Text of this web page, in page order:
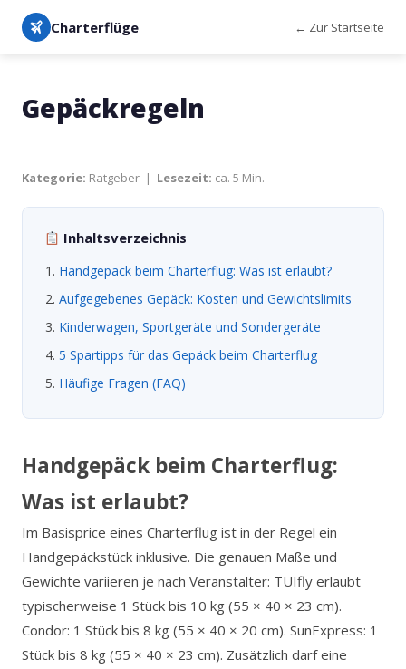
Charterflüge ← Zur Startseite
Gepäckregeln
Kategorie: Ratgeber | Lesezeit: ca. 5 Min.
Inhaltsverzeichnis
Handgepäck beim Charterflug: Was ist erlaubt?
Aufgegebenes Gepäck: Kosten und Gewichtslimits
Kinderwagen, Sportgeräte und Sondergeräte
5 Spartipps für das Gepäck beim Charterflug
Häufige Fragen (FAQ)
Handgepäck beim Charterflug:
Was ist erlaubt?
Im Basisprice eines Charterflug ist in der Regel ein
Handgepäckstück inklusive. Die genauen Maße und
Gewichte variieren je nach Veranstalter: TUIfly erlaubt
typischerweise 1 Stück bis 10 kg (55 × 40 × 23 cm).
Condor: 1 Stück bis 8 kg (55 × 40 × 20 cm). SunExpress: 1
Stück bis 8 kg (55 × 40 × 23 cm). Zusätzlich darf eine